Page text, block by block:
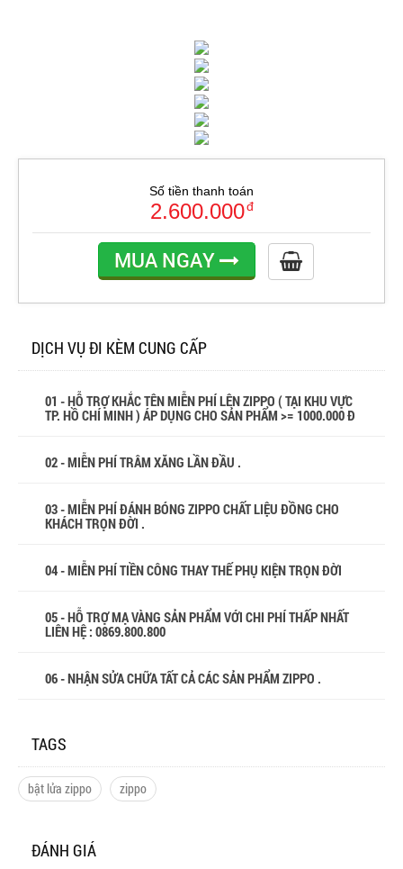
Số tiền thanh toán
2.600.000đ
MUA NGAY
DỊCH VỤ ĐI KÈM CUNG CẤP
01 - HỖ TRỢ KHẮC TÊN MIỄN PHÍ LÊN ZIPPO ( TẠI KHU VỰC
TP. HỒ CHÍ MINH ) ÁP DỤNG CHO SẢN PHẨM >= 1000.000 Đ
02 - MIỄN PHÍ TRÂM XĂNG LẦN ĐẦU .
03 - MIỄN PHÍ ĐÁNH BÓNG ZIPPO CHẤT LIỆU ĐỒNG CHO
KHÁCH TRỌN ĐỜI .
04 - MIỄN PHÍ TIỀN CÔNG THAY THẾ PHỤ KIỆN TRỌN ĐỜI
05 - HỖ TRỢ MẠ VÀNG SẢN PHẨM VỚI CHI PHÍ THẤP NHẤT
LIÊN HỆ : 0869.800.800
06 - NHẬN SỬA CHỮA TẤT CẢ CÁC SẢN PHẨM ZIPPO .
TAGS
bật lửa zippo zippo
ĐÁNH GIÁ